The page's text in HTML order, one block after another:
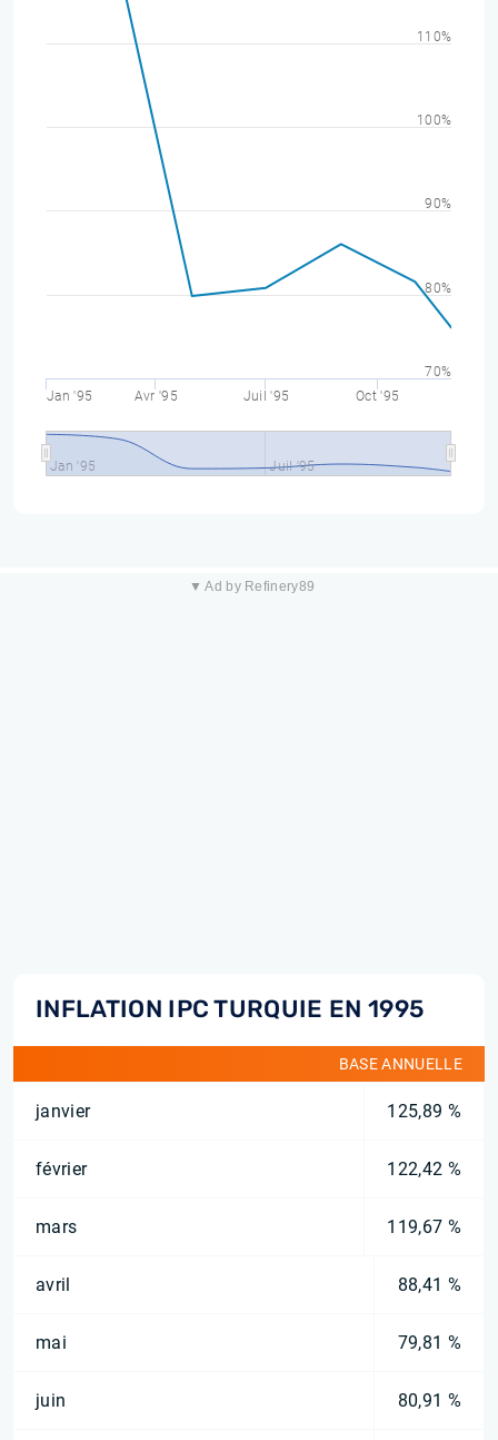
Jan '95 Avr '95 Juil '95 Oct '95
Jan '95 Juil '95
70%
80%
90%
100%
110%
▼ Ad by Refinery89
INFLATION IPC TURQUIE EN 1995
BASE ANNUELLE
janvier 125,89 %
février 122,42 %
mars 119,67 %
avril 88,41 %
mai 79,81 %
juin 80,91 %